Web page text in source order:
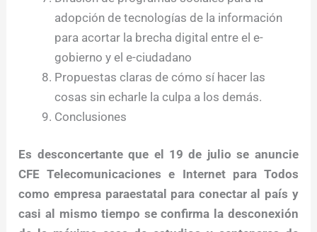
adopción de tecnologías de la información
para acortar la brecha digital entre el e-
gobierno y el e-ciudadano
Propuestas claras de cómo sí hacer las
cosas sin echarle la culpa a los demás.
Conclusiones
Es desconcertante que el 19 de julio se anuncie
CFE Telecomunicaciones e Internet para Todos
como empresa paraestatal para conectar al país y
casi al mismo tiempo se confirma la desconexión